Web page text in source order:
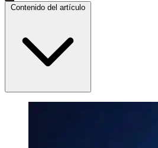
Contenido del artículo